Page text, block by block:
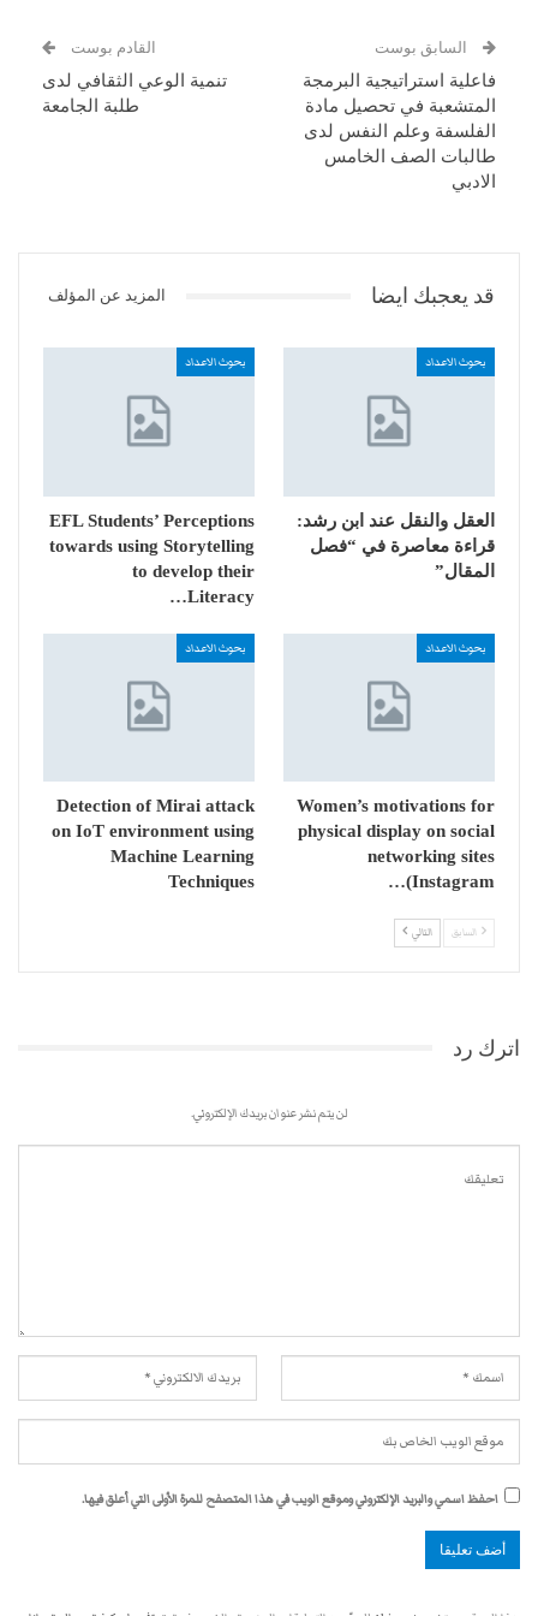
السابق بوست
فاعلية استراتيجية البرمجة
المتشعبة في تحصيل مادة
الفلسفة وعلم النفس لدى
طالبات الصف الخامس
الادبي
القادم بوست
تنمية الوعي الثقافي لدى
طلبة الجامعة
قد يعجبك ايضا المزيد عن المؤلف
بحوث الاعداد
العقل والنقل عند ابن رشد:
قراءة معاصرة في “فصل
المقال”
بحوث الاعداد
EFL Students’ Perceptions
towards using Storytelling
to develop their
Literacy…
بحوث الاعداد
Women’s motivations for
physical display on social
networking sites
(Instagram…
بحوث الاعداد
Detection of Mirai attack
on IoT environment using
Machine Learning
Techniques
السابق التالي
اترك رد
لن يتم نشر عنوان بريدك الإلكتروني.
احفظ اسمي والبريد الإلكتروني وموقع الويب في هذا المتصفح للمرة الأولى التي أعلق فيها.